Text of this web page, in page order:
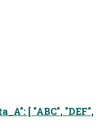
[ "ABC", "DEF",